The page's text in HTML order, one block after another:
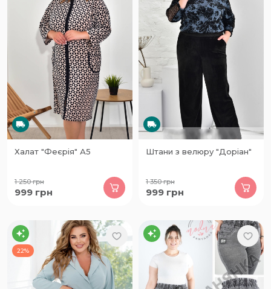
Халат "Феєрія" А5
1 250грн
999 грн
Штани з велюру "Доріан"
1 350грн
999 грн
22%